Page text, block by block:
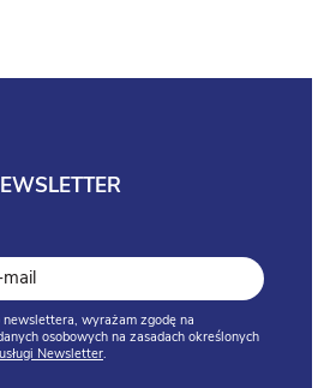
newslettera, wyrażam zgodę na
osobowych na zasadach określonych
Newsletter.